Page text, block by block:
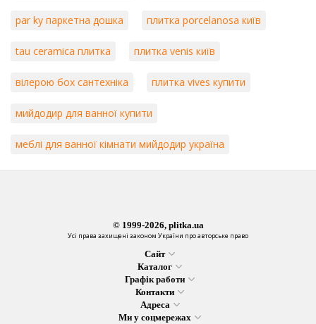
par ky паркетна дошка плитка porcelanosa київ
tau ceramica плитка плитка venis київ
вілерою бох сантехніка плитка vives купити
мийдодир для ванної купити
меблі для ванної кімнати мийдодир україна
© 1999-2026, plitka.ua
Усі права захищені законом України про авторське право
Сайт
Каталог
Графік работи
Контакти
Адреса
Ми у соцмережах